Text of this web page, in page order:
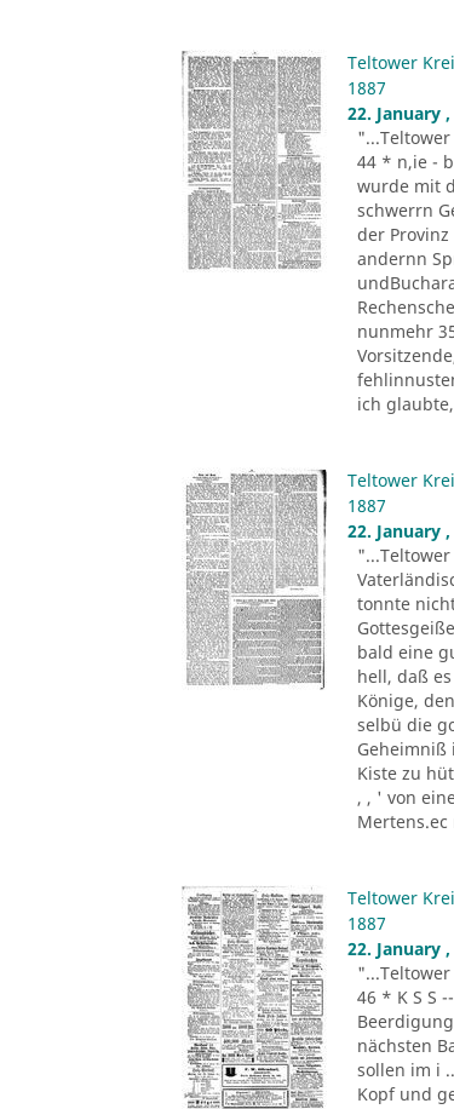
Teltower
1887
22. January
44 * n,ie -
wurde mit
schwerrn
der
andernn
nunmehr
ich
Teltower
1887
22. January
tonnte
bald eine
hell, daß
Könige,
selbü die
Geheimniß
Kiste zu
, , ' von
Teltower
1887
22. January
"...Teltower
46 * K S S
nächsten
sollen im i
Kopf und